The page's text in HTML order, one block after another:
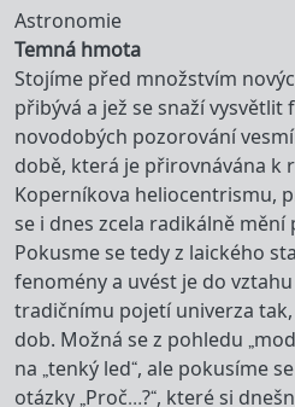
Astronomie
Temná hmota
Stojíme před množstvím
přibývá a jež se snaží vysvětlit
novodobých pozorování
době, která je přirovnávána k
Koperníkova heliocentrismu,
se i dnes zcela radikálně
Pokusme se tedy z laického
fenomény a uvést je do
tradičnímu pojetí univerza
dob. Možná se z pohledu
na „tenký led“, ale pokusíme
otázky „Proč…?“, které si